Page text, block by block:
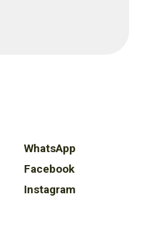
WhatsApp
Facebook
Instagram